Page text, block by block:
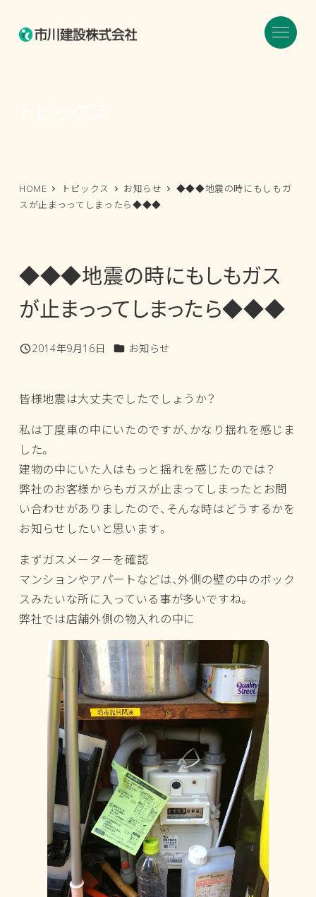
HOME トピックス お知らせ
◆◆◆地震の時にもしもガ
スが止まっってしまったら◆◆◆
◆◆◆地震の時にもしもガス
が止まっってしまったら◆◆◆
投稿日
2014年9月16日 カテゴリー
お知らせ
皆様地震は大丈夫でしたでしょうか？
私は丁度車の中にいたのですが、かなり揺れを感じま
した。
建物の中にいた人はもっと揺れを感じたのでは？
弊社のお客様からもガスが止まってしまったとお問
い合わせがありましたので、そんな時はどうするかを
お知らせしたいと思います。
まずガスメーターを確認
マンションやアパートなどは、外側の壁の中のボック
スみたいな所に入っている事が多いですね。
弊社では店舗外側の物入れの中に